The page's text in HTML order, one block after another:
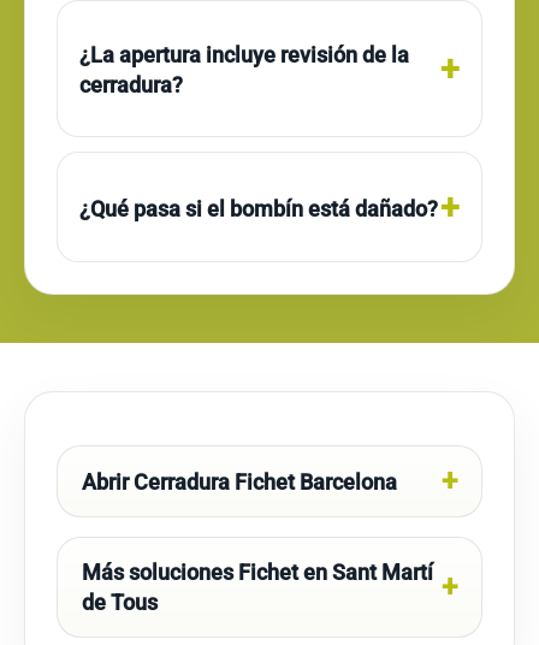
¿La apertura incluye revisión de la
cerradura?
¿Qué pasa si el bombín está dañado?
Abrir Cerradura Fichet Barcelona
Más soluciones Fichet en Sant Martí
de Tous